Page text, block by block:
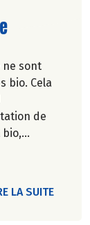
ne sont
bio. Cela
de
LA SUITEDE